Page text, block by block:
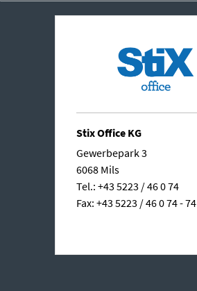
Stix Office KG
Gewerbepark 3
6068 Mils
Tel.: +43 5223 / 46 0 74
Fax: +43 5223 / 46 0 74 - 74